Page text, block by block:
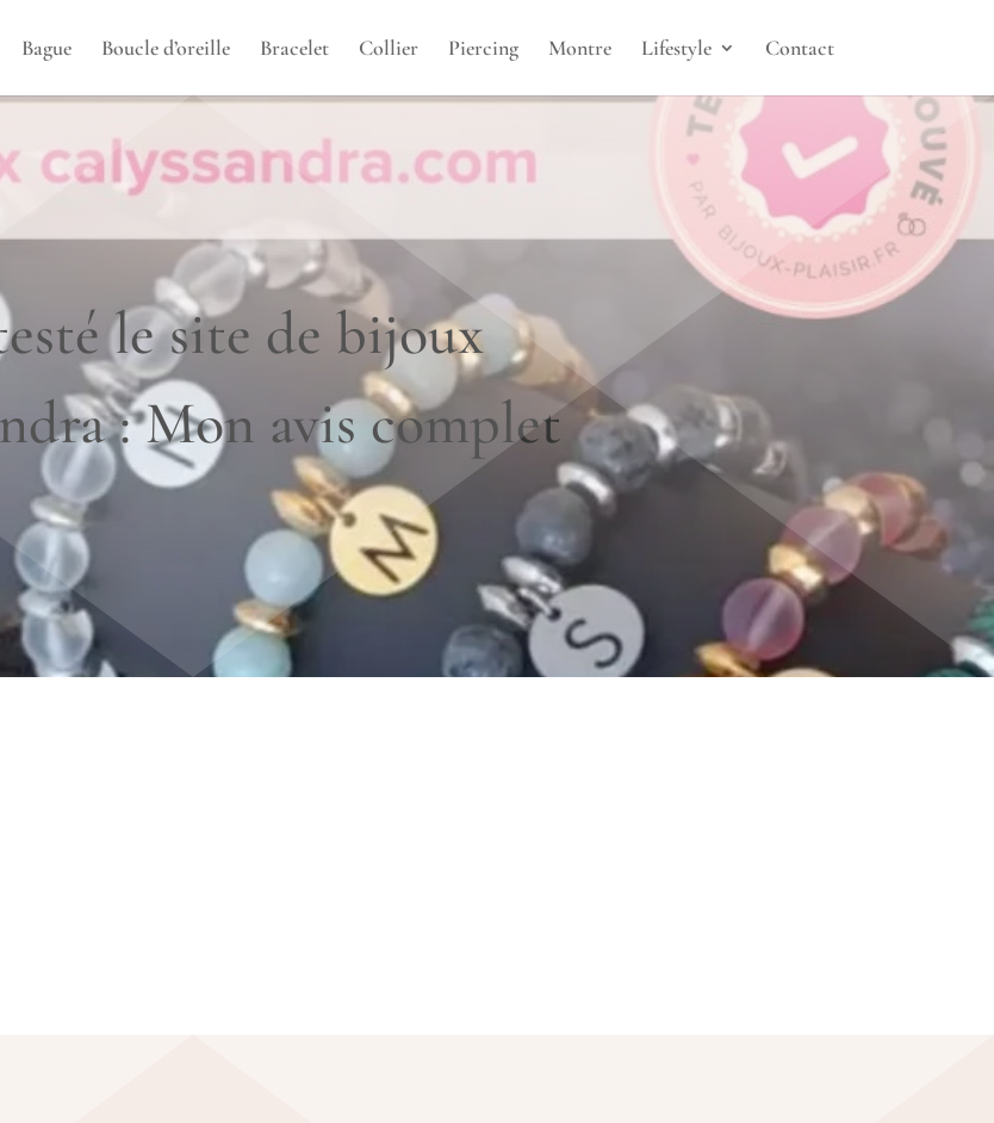
Bague Boucle d’oreille Bracelet Collier Piercing Montre Lifestyle Contact
le site de bijoux
: Mon avis complet